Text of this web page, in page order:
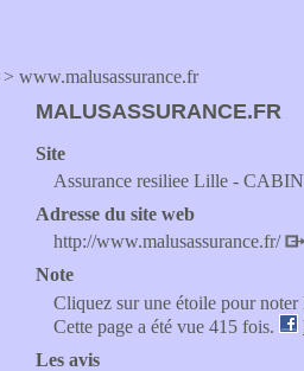
> www.malusassurance.fr
MALUSASSURANCE.FR
Site
Assurance resiliee Lille -
Adresse du site web
http://www.malusassurance.fr/
Note
Cliquez sur une étoile pour noter
Cette page a été vue 415 fois.
Les avis